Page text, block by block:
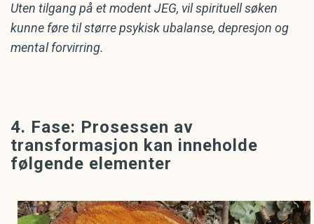
Uten tilgang på et modent JEG, vil spirituell søken
kunne føre til større psykisk ubalanse, depresjon og
mental forvirring.
4. Fase: Prosessen av
transformasjon kan inneholde
følgende elementer